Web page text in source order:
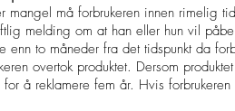
må forbrukeren innen rimelig
melding om at han eller hun vil
enn to måneder fra det tidspunkt da
overtok produktet. Dersom
å reklamere fem år. Hvis